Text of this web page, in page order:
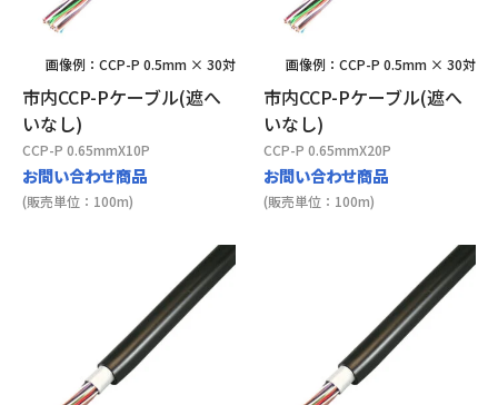
画像例：CCP-P 0.5mm × 30対
市内CCP-Pケーブル(遮へ
いなし)
CCP-P 0.65mmX10P
お問い合わせ商品
(販売単位：100m)
画像例：CCP-P 0.5mm × 30対
市内CCP-Pケーブル(遮へ
いなし)
CCP-P 0.65mmX20P
お問い合わせ商品
(販売単位：100m)